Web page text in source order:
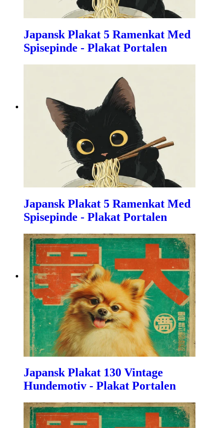
Japansk Plakat 5 Ramenkat Med
Spisepinde - Plakat Portalen
Japansk Plakat 5 Ramenkat Med
Spisepinde - Plakat Portalen
Japansk Plakat 130 Vintage
Hundemotiv - Plakat Portalen